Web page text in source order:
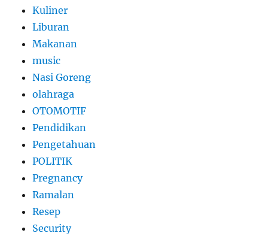
Kuliner
Liburan
Makanan
music
Nasi Goreng
olahraga
OTOMOTIF
Pendidikan
Pengetahuan
POLITIK
Pregnancy
Ramalan
Resep
Security